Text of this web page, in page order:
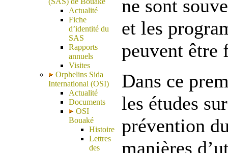
Actualité
Fiche
d’identité du
SAS
Rapports
annuels
Visites
Orphelins Sida
International (OSI)
Actualité
Documents
OSI
Bouaké
Histoire
Lettres
des
ne sont
et les
peuvent être
Dans ce
les études
prévention
manières